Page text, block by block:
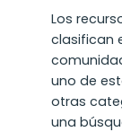
Los
clasifican
uno de
otras
una